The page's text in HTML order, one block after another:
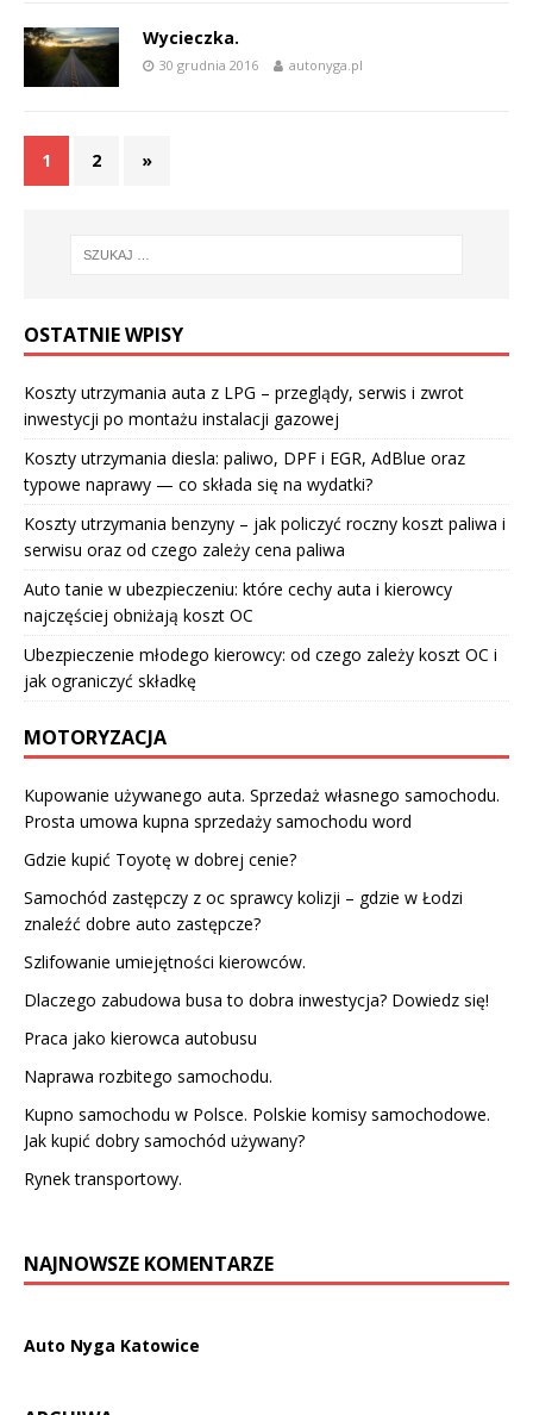
Wycieczka.
30 grudnia 2016 autonyga.pl
1 2 »
OSTATNIE WPISY
Koszty utrzymania auta z LPG – przeglądy, serwis i zwrot
inwestycji po montażu instalacji gazowej
Koszty utrzymania diesla: paliwo, DPF i EGR, AdBlue oraz
typowe naprawy — co składa się na wydatki?
Koszty utrzymania benzyny – jak policzyć roczny koszt paliwa i
serwisu oraz od czego zależy cena paliwa
Auto tanie w ubezpieczeniu: które cechy auta i kierowcy
najczęściej obniżają koszt OC
Ubezpieczenie młodego kierowcy: od czego zależy koszt OC i
jak ograniczyć składkę
MOTORYZACJA
Kupowanie używanego auta. Sprzedaż własnego samochodu.
Prosta umowa kupna sprzedaży samochodu word
Gdzie kupić Toyotę w dobrej cenie?
Samochód zastępczy z oc sprawcy kolizji – gdzie w Łodzi
znaleźć dobre auto zastępcze?
Szlifowanie umiejętności kierowców.
Dlaczego zabudowa busa to dobra inwestycja? Dowiedz się!
Praca jako kierowca autobusu
Naprawa rozbitego samochodu.
Kupno samochodu w Polsce. Polskie komisy samochodowe.
Jak kupić dobry samochód używany?
Rynek transportowy.
NAJNOWSZE KOMENTARZE
Auto Nyga Katowice